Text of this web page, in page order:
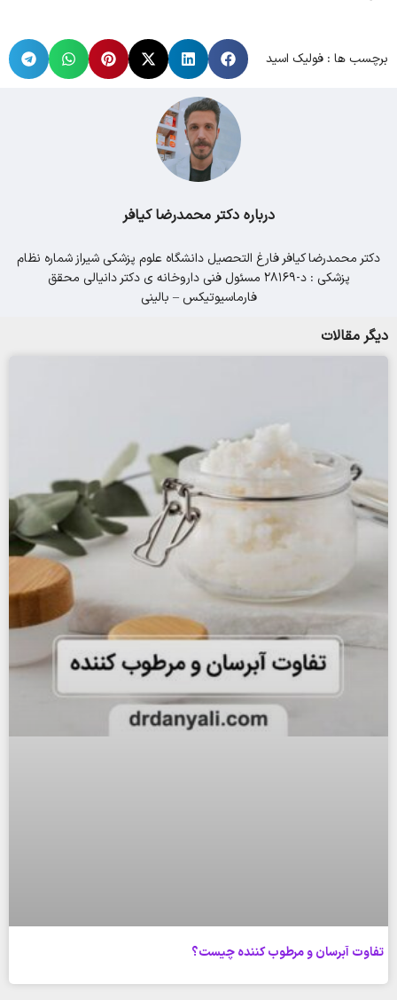
برچسب ها : فولیک اسید
درباره دکتر محمدرضا کیافر
دکتر محمدرضا کیافر فارغ التحصیل دانشگاه علوم پزشکی شیراز شماره نظام
پزشکی : د-28169 مسئول فنی داروخانه ی دکتر دانیالی محقق
فارماسیوتیکس – بالینی
دیگر مقالات
تفاوت آبرسان و مرطوب کننده چیست؟